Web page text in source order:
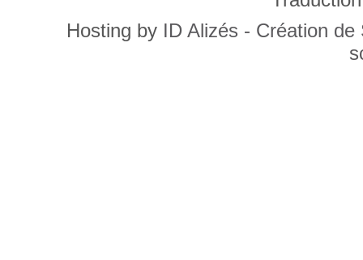
Hosting by ID Alizés - Création